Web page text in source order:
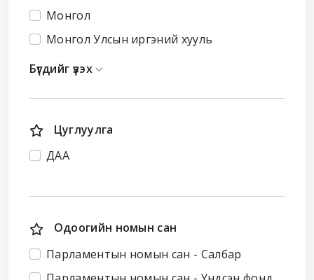
Монгол
Монгол Улсын иргэний хууль
Бүгдийг үзэх
Цуглуулга
ДАА
Одоогийн номын сан
Парламентын номын сан - Салбар